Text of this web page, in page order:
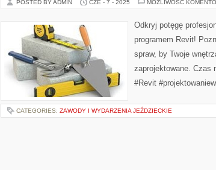
POSTED BY ADMIN CZE - 7 - 2025 MOŻLIWOŚĆ
Odkryj potęgę
programem Revit!
spraw, by Twoje
zaprojektowane. Czas
#Revit
CATEGORIES: ZAWODY I WYDARZENIA JEŹDZIECKIE